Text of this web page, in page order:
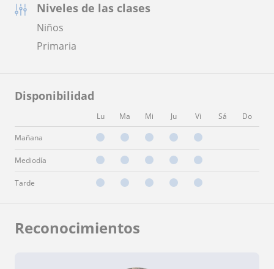
Niveles de las clases
Niños
Primaria
Disponibilidad
Lu Ma Mi Ju Vi Sá Do
Mañana
Mediodía
Tarde
Reconocimientos